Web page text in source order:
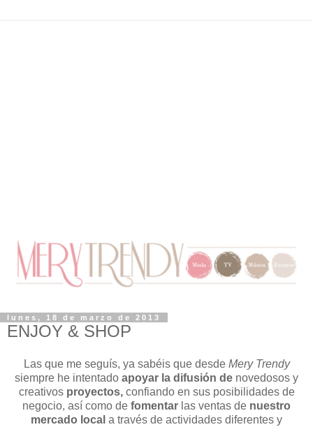
lunes, 18 de marzo de 2013
ENJOY & SHOP
Las que me seguís, ya sabéis que desdeMery Trendy
siempre he intentado apoyar la difusión de novedosos y
creativos proyectos,confiando en sus posibilidades de
negocio, así como de fomentar las ventas de nuestro
mercado local a través de actividades diferentes y